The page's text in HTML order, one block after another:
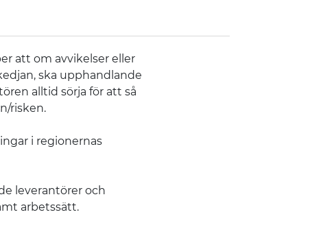
påverkan
att om avvikelser eller
ska upphandlande
alltid sörja för att så
risken.
i regionernas
leverantörer och
arbetssätt.